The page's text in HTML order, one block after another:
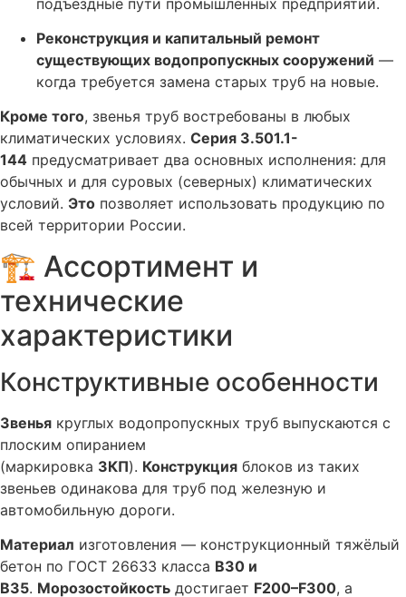
Реконструкция и капитальный ремонт
существующих водопропускных сооружений —
когда требуется замена старых труб на новые.
Кроме того, звенья труб востребованы в любых
климатических условиях. Серия 3.501.1-
144 предусматривает два основных исполнения: для
обычных и для суровых (северных) климатических
условий. Это позволяет использовать продукцию по
всей территории России.
🏗️ Ассортимент и
технические
характеристики
Конструктивные особенности
Звенья круглых водопропускных труб выпускаются с
плоским опиранием
(маркировка ЗКП). Конструкция блоков из таких
звеньев одинакова для труб под железную и
автомобильную дороги.
Материал изготовления — конструкционный тяжёлый
бетон по ГОСТ 26633 класса В30 и
В35. Морозостойкость достигает F200–F300, а